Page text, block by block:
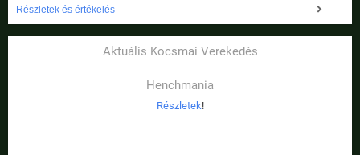
Részletek és értékelés
Aktuális Kocsmai Verekedés
Henchmania
Részletek!